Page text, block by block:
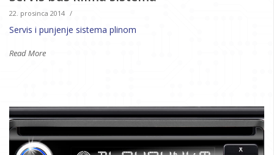
22. prosinca 2014 /
Servis i punjenje sistema plinom
Read More